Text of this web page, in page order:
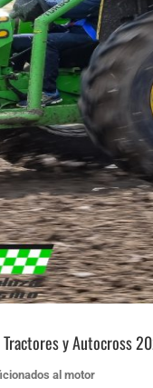
Tractores y Autocross
al motor